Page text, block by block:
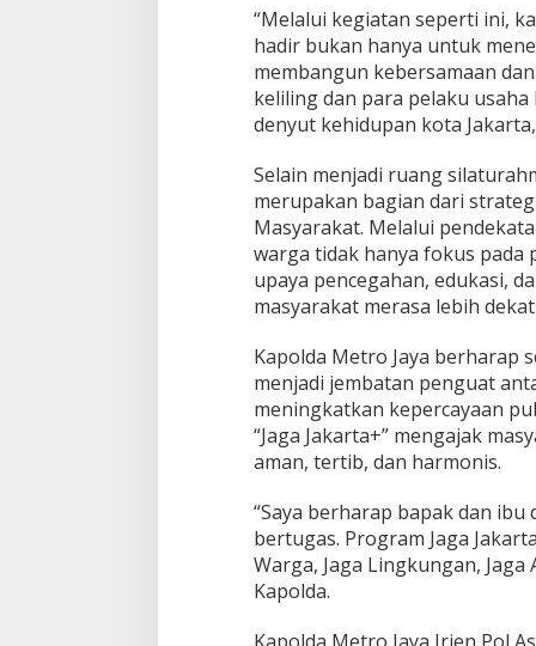
“Melalui kegiatan seperti ini,
hadir bukan hanya untuk
membangun kebersamaan
keliling dan para pelaku
denyut kehidupan kota
Selain menjadi ruang
merupakan bagian dari
Masyarakat. Melalui
warga tidak hanya fokus pada
upaya pencegahan, edukasi,
masyarakat merasa lebih
Kapolda Metro Jaya berharap
menjadi jembatan penguat
meningkatkan kepercayaan
“Jaga Jakarta+” mengajak
aman, tertib, dan harmonis.
“Saya berharap bapak dan
bertugas. Program Jaga
Warga, Jaga Lingkungan, Jaga
Kapolda.